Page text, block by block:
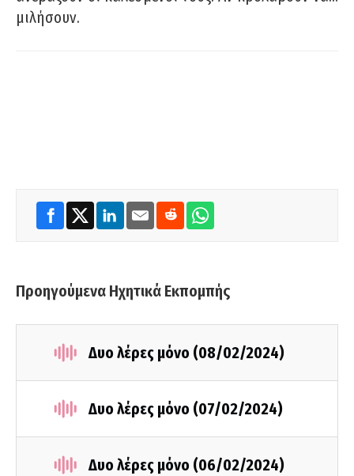
μιλήσουν.
Προηγούμενα Ηχητικά Εκπομπής
Δυο λέρες μόνο (08/02/2024)
Δυο λέρες μόνο (07/02/2024)
Δυο λέρες μόνο (06/02/2024)